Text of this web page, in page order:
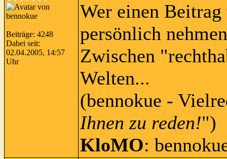
Beiträge: 4248
Dabei seit:
02.04.2005, 14:57
Uhr
Wer einen
persönlich
Zwischen
Welten...
(bennokue -
Ihnen zu reden!")
KloMO: